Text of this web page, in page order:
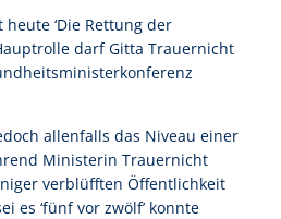
‘Die Rettung der
darf Gitta Trauernicht
allenfalls das Niveau einer
Ministerin Trauernicht
verblüfften Öffentlichkeit
es ‘fünf vor zwölf’ konnte